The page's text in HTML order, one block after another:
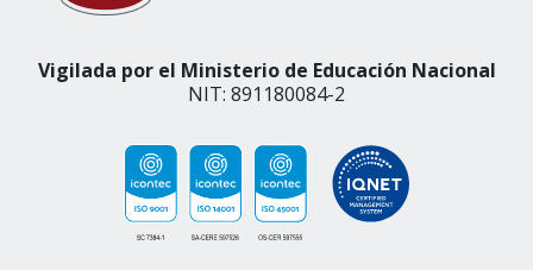
Vigilada por el Ministerio de Educación Nacional
NIT: 891180084-2